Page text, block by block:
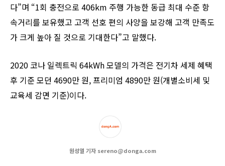
다”며 “1회 충전으로 406km 주행 가능한 동급 최대 수준 항
속거리를 보유했고 고객 선호 편의 사양을 보강해 고객 만족도
가 크게 높아 질 것으로 기대한다”고 말했다.
2020 코나 일렉트릭 64kWh 모델의 가격은 전기차 세제 혜택
후 기준 모던 4690만 원, 프리미엄 4890만 원(개별소비세 및
교육세 감면 기준)이다.
원성열 기자 sereno@donga.com